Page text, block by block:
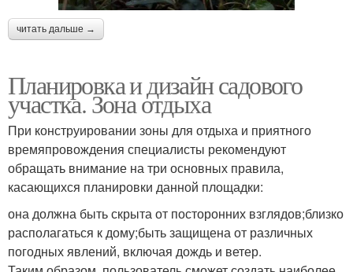
читать дальше →
Планировка и дизайн садового
участка. Зона отдыха
При конструировании зоны для отдыха и приятного
времяпровождения специалисты рекомендуют
обращать внимание на три основных правила,
касающихся планировки данной площадки:
она должна быть скрыта от посторонних взглядов;близко
располагаться к дому;быть защищена от различных
погодных явлений, включая дождь и ветер.